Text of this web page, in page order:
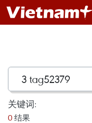
关键词:
0 结果